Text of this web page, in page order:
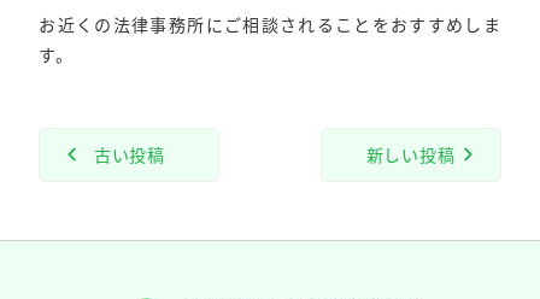
お近くの法律事務所にご相談されることをおすすめしま
す。
古い投稿 新しい投稿